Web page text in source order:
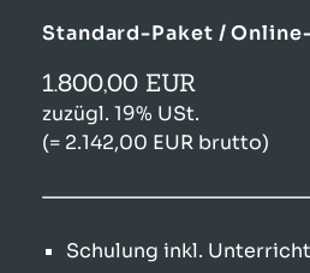
Standard-Paket /
1.800,00 EUR
zuzügl. 19% USt.
(= 2.142,00 EUR brutto)
Schulung inkl.